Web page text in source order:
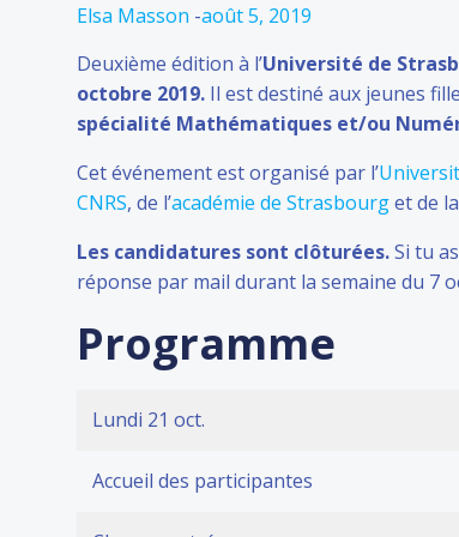
Elsa Masson -août 5, 2019
Deuxième édition à l’Université de
octobre 2019. Il est destiné aux jeunes
spécialité Mathématiques et/ou
Cet événement est organisé par l’
CNRS, de l’académie de Strasbourget de la
Les candidatures sont clôturées.Si tu
réponse par mail durant la semaine du 7
Programme
Lundi 21 oct.
Accueil des participantes